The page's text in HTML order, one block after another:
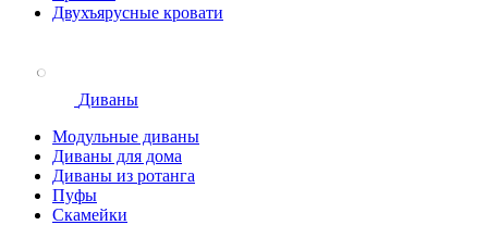
Двухъярусные кровати
Диваны
Модульные диваны
Диваны для дома
Диваны из ротанга
Пуфы
Скамейки